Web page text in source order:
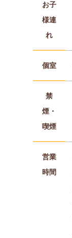
お子
様連
れ
個室
禁
煙・
喫煙
営業
時間